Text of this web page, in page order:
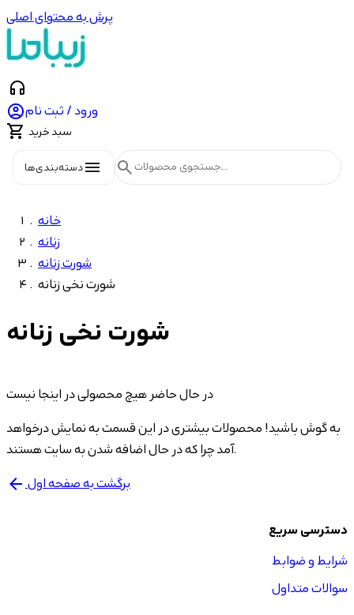
پرش به محتوای اصلی
headphones
ورود / ثبت نام
 سبد خرید
menuدسته‌بندی‌ها search
خانه
زنانه
شورت زنانه
شورت نخی زنانه
شورت نخی زنانه
در حال حاضر هیچ محصولی در اینجا نیست
به گوش باشید! محصولات بیشتری در این قسمت به نمایش درخواهد
آمد چرا که در حال اضافه شدن به سایت هستند.
arrow_back برگشت به صفحه اول
دسترسی سریع
شرایط و ضوابط
سوالات متداول